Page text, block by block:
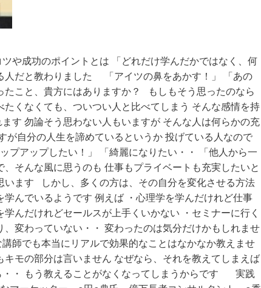
や成功のポイントとは
「どれだけ学んだかではなく、何
人だと教わりました
「アイツの鼻をあかす！」 「あの
たこと、貴方にはありますか？ もしもそう思ったのなら
くなくても、ついつい人と比べてしまう そんな感情を持
す 勿論そう思わない人もいますが そんな人は何らかの充
が自分の人生を諦めているというか 投げている人なので
プアップしたい！」 「綺麗になりたい・・ 「他人から一
そんな風に思うのも 仕事もプライベートも充実したいと
います しかし、多くの方は、その自分を変化させる方法
んでいるようです 例えば ・心理学を学んだけれど仕事
んだけれどセールスが上手くいかない ・セミナーに行く
変わっていない・・ 変わったのは気分だけかもしれませ
師でも本当にリアルで効果的なことはなかなか教えませ
モの部分は言いません なぜなら、それを教えてしまえば
・・ もう教えることがなくなってしまうからです
実践